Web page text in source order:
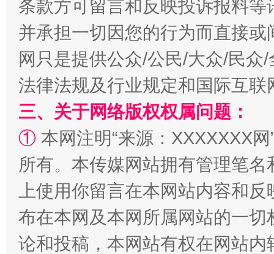
阿坝州三大球赛在茂县开幕
条款方可留言和反映投诉报料
并承担一切因您的行为而直接
网只是提供公众/公民/大众/民
法律法规及行业规定和国际互
三、关于网络版权权属问题：
① 本网注明“来源：XXXXXXX
所有。本传媒网站拥有管理笔
上使用你留言在本网站内容和
布在本网及本网所属网站的一
论和投稿，本网站有权在网站